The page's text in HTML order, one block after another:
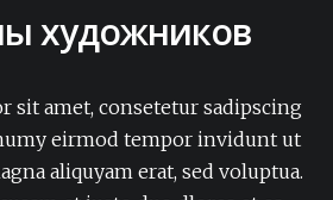
художников
sit amet, consetetur sadipscing
eirmod tempor invidunt ut
aliquyam erat, sed voluptua.